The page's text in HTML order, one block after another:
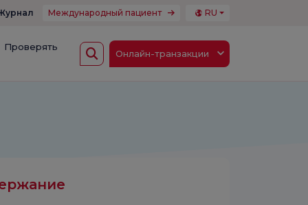
Международный пациент RU
Проверять
Онлайн-транзакции